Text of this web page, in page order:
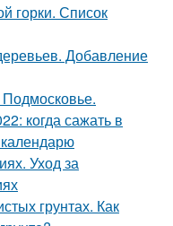
горки. Список
Добавление
когда сажать в
Уход за
грунтах. Как